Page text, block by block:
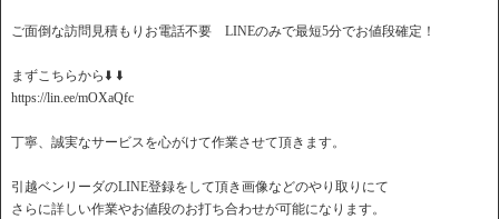
ご面倒な訪問見積もりお電話不要 LINEのみで最短5分でお値段確定！
️まずこちらから⬇️ ⬇️
https://lin.ee/mOXaQfc
丁寧、誠実なサービスを心がけて作業させて頂きます。
引越ベンリーダのLINE登録をして頂き画像などのやり取りにて
さらに詳しい作業やお値段のお打ち合わせが可能になります。